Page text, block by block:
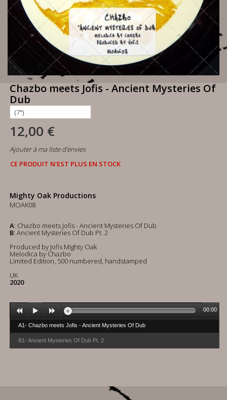
Chazbo meets Jofis - Ancient Mysteries Of
Dub
12,00 €
Ajouter à ma liste d'envies
CE PRODUIT N'EST PLUS EN STOCK
Mighty Oak Productions
MOAK08
A: Chazbo meets Jofis - Ancient Mysteries Of Dub
B: Ancient Mysteries Of Dub Pt. 2
Produced by Jofis Mighty Oak
Melodica by Chazbo
Limited Edition, 500 numbered, handstamped
UK
2020
A1- Chazbo meets Jofis - Ancient Mysteries Of Dub
B1- Ancient Mysteries Of Dub Pt. 2
00:00